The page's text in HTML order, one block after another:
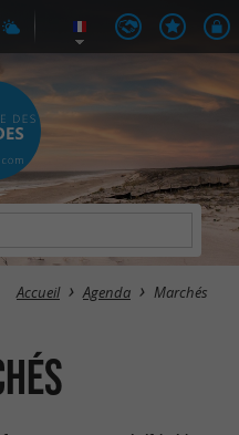
Accueil Agenda Marchés